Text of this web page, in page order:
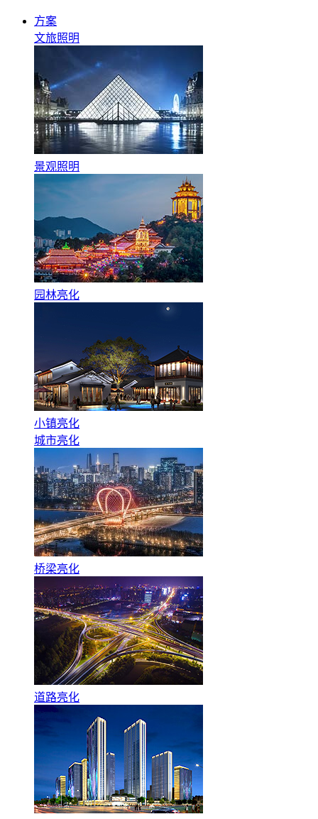
方案
文旅照明
景观照明
园林亮化
小镇亮化
城市亮化
桥梁亮化
道路亮化